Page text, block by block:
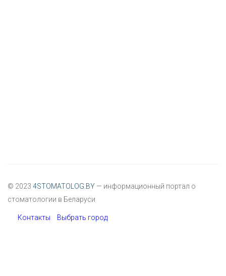
© 2023 4STOMATOLOG.BY — информационный портал о
стоматологии в Беларуси
Контакты Выбрать город